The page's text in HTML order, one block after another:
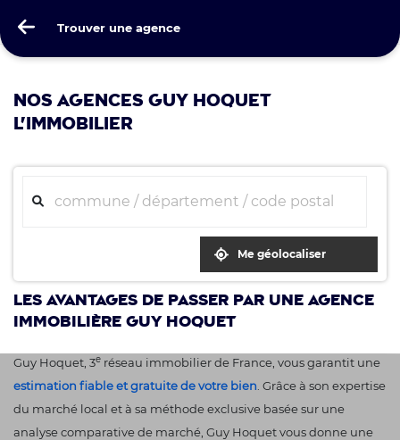
Trouver une agence
Guy Hoquet
NOS AGENCES GUY HOQUET
L'IMMOBILIER
Me géolocaliser
Les avantages de passer par une agence
immobilière Guy Hoquet
Guy Hoquet, 3e réseau immobilier de France, vous garantit une
estimation fiable et gratuite de votre bien . Grâce à son expertise
du marché local et à sa méthode exclusive basée sur une
analyse comparative de marché, Guy Hoquet vous donne une